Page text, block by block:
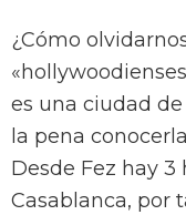
¿Cómo
es una ciudad
la pena
Desde Fez hay 3
Casablanca, por